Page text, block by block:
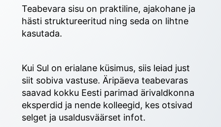
Teabevara sisu on praktiline, ajakohane ja
hästi struktureeritud ning seda on lihtne
kasutada.
Kui Sul on erialane küsimus, siis leiad just
siit sobiva vastuse. Äripäeva teabevaras
saavad kokku Eesti parimad ärivaldkonna
eksperdid ja nende kolleegid, kes otsivad
selget ja usaldusväärset infot.